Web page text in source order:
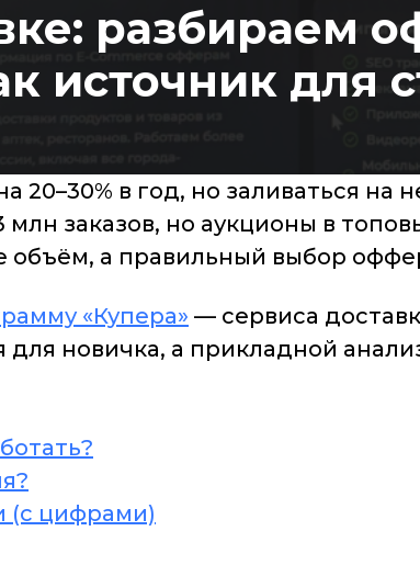
разбираем
источник для
20–30% в год, но заливаться
заказов, но аукционы в
объём, а правильный выбор
«Купера» — сервиса
для новичка, а прикладной
(с цифрами)